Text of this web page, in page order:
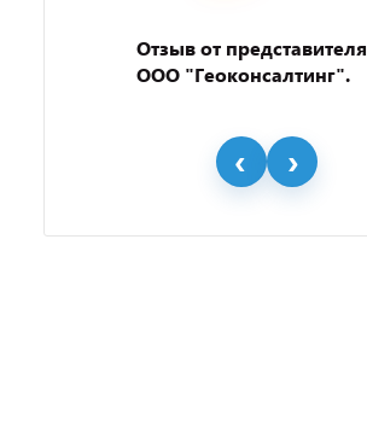
Отзыв от представителя
ООО "Геоконсалтинг".